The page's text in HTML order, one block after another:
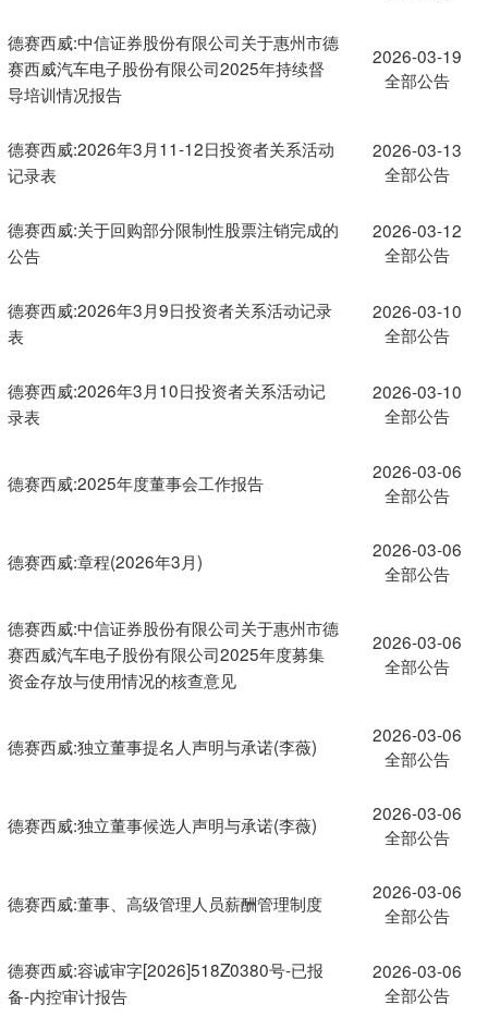
德赛西威:中信证券股份有限公司关于惠州市德
赛西威汽车电子股份有限公司2025年持续督
导培训情况报告
2026-03-19
全部公告
德赛西威:2026年3月11-12日投资者关系活动
记录表
2026-03-13
全部公告
德赛西威:关于回购部分限制性股票注销完成的
公告
2026-03-12
全部公告
德赛西威:2026年3月9日投资者关系活动记录
表
2026-03-10
全部公告
德赛西威:2026年3月10日投资者关系活动记
录表
2026-03-10
全部公告
德赛西威:2025年度董事会工作报告
2026-03-06
全部公告
德赛西威:章程(2026年3月)
2026-03-06
全部公告
德赛西威:中信证券股份有限公司关于惠州市德
赛西威汽车电子股份有限公司2025年度募集
资金存放与使用情况的核查意见
2026-03-06
全部公告
德赛西威:独立董事提名人声明与承诺(李薇)
2026-03-06
全部公告
德赛西威:独立董事候选人声明与承诺(李薇)
2026-03-06
全部公告
德赛西威:董事、高级管理人员薪酬管理制度
2026-03-06
全部公告
德赛西威:容诚审字[2026]518Z0380号-已报
备-内控审计报告
2026-03-06
全部公告